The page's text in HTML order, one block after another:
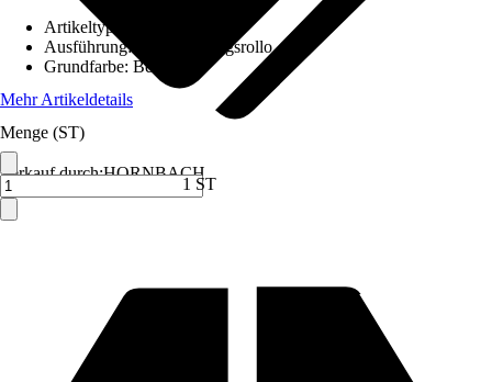
Verkauf durch:HORNBACH
Artikeltyp
Ausführung:
Verdunkelungsrollo
Grundfarbe: Beige
Mehr Artikeldetails
Menge (ST)
1 ST